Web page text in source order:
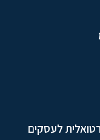
לעסקים